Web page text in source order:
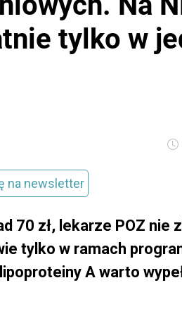
tylko w
na newsletter
70 zł, lekarze POZ nie
tylko w ramach
A warto